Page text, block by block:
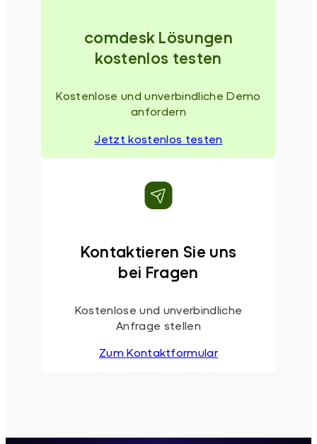
comdesk Lösungen
kostenlos testen
Kostenlose und unverbindliche Demo
anfordern
Jetzt kostenlos testen
Kontaktieren Sie uns
bei Fragen
Kostenlose und unverbindliche
Anfrage stellen
Zum Kontaktformular